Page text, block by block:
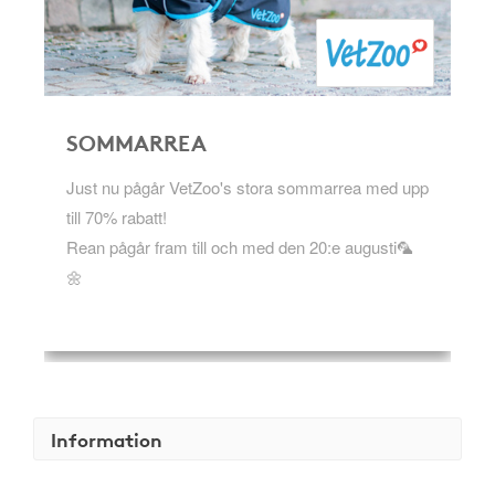
SOMMARREA
Just nu pågår VetZoo's stora sommarrea med upp
till 70% rabatt!
Rean pågår fram till och med den 20:e augusti🦜
🌼
Information